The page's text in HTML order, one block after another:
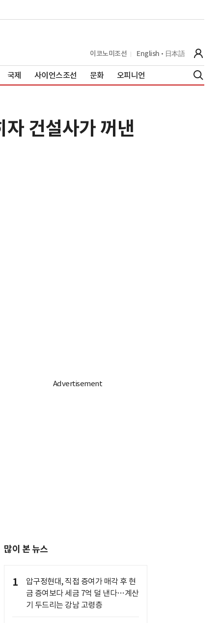
이코노미조선 English 日本語
국제 사이언스조선 문화 오피니언
건설사가 꺼낸
많이 본 뉴스
1
압구정현대, 직접 증여가 매각 후 현
금 증여보다 세금 7억 덜 낸다…계산
기 두드리는 강남 고령층